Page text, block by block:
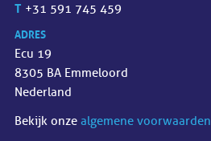
T +31 591 745 459
ADRES
Ecu 19
8305 BA Emmeloord
Nederland
Bekijk onze algemene voorwaarden